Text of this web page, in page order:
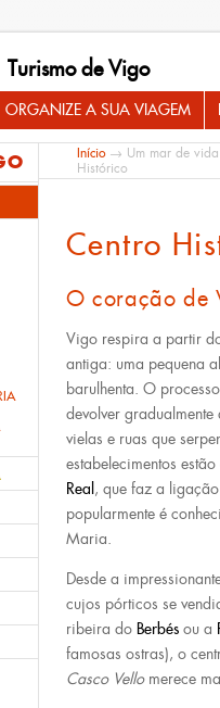
Turismo de Vigo
ORGANIZE A SUA VIAGEM
Início→ Um mar de vida
Histórico
Centro
O coração de
Vigo respira a partir
antiga: uma pequena
barulhenta. O
devolver
vielas e ruas que
estabelecimentos
Real , que faz a
popularmente é
Maria.
Desde a
cujos pórticos se
ribeira do Berbés ou a
famosas ostras), o
Casco Vellomerece